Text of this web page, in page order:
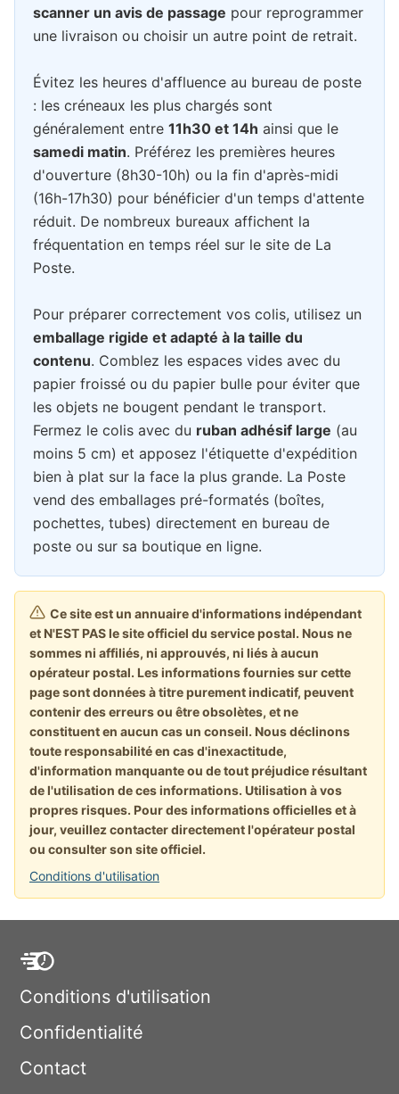
scanner un avis de passage pour reprogrammer
une livraison ou choisir un autre point de retrait.
Évitez les heures d'affluence au bureau de poste
: les créneaux les plus chargés sont
généralement entre 11h30 et 14h ainsi que le
samedi matin. Préférez les premières heures
d'ouverture (8h30-10h) ou la fin d'après-midi
(16h-17h30) pour bénéficier d'un temps d'attente
réduit. De nombreux bureaux affichent la
fréquentation en temps réel sur le site de La
Poste.
Pour préparer correctement vos colis, utilisez un
emballage rigide et adapté à la taille du
contenu. Comblez les espaces vides avec du
papier froissé ou du papier bulle pour éviter que
les objets ne bougent pendant le transport.
Fermez le colis avec du ruban adhésif large (au
moins 5 cm) et apposez l'étiquette d'expédition
bien à plat sur la face la plus grande. La Poste
vend des emballages pré-formatés (boîtes,
pochettes, tubes) directement en bureau de
poste ou sur sa boutique en ligne.
Ce site est un annuaire d'informations indépendant
et N'EST PAS le site officiel du service postal. Nous ne
sommes ni affiliés, ni approuvés, ni liés à aucun
opérateur postal. Les informations fournies sur cette
page sont données à titre purement indicatif, peuvent
contenir des erreurs ou être obsolètes, et ne
constituent en aucun cas un conseil. Nous déclinons
toute responsabilité en cas d'inexactitude,
d'information manquante ou de tout préjudice résultant
de l'utilisation de ces informations. Utilisation à vos
propres risques. Pour des informations officielles et à
jour, veuillez contacter directement l'opérateur postal
ou consulter son site officiel.
Conditions d'utilisation
Conditions d'utilisation
Confidentialité
Contact